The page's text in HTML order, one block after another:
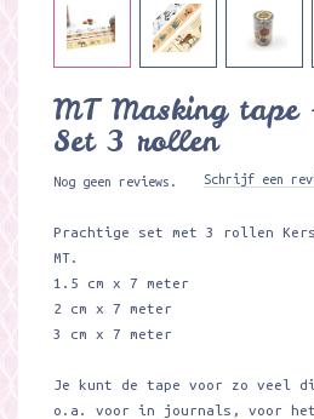
MT Masking tape
Set 3 rollen
Nog geen reviews. Schrijf een
Prachtige set met 3 rollen
MT.
1.5 cm x 7 meter
2 cm x 7 meter
3 cm x 7 meter
Je kunt de tape voor zo veel
o.a. voor in journals, voor